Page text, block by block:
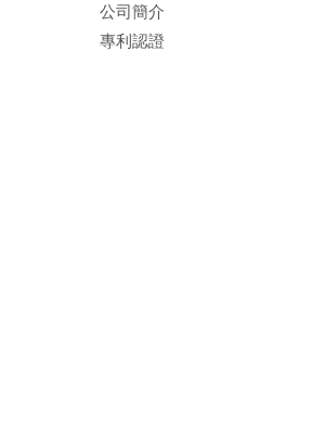
公司簡介
專利認證